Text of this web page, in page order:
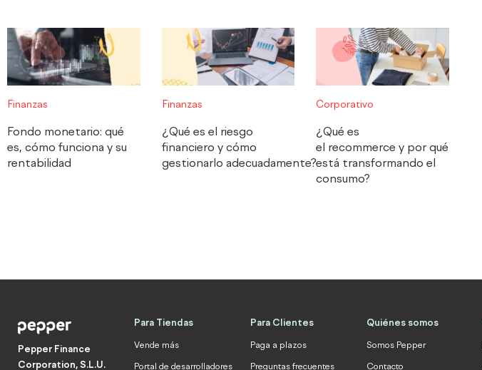
Finanzas
Fondo monetario: qué
es, cómo funciona y su
rentabilidad
Finanzas
¿Qué es el riesgo
financiero y cómo
gestionarlo adecuadamente?
Corporativo
¿Qué es
el recommerce y por qué
está transformando el
consumo?
Pepper Finance
Corporation, S.L.U.
Para Tiendas
Vende más
Portal de desarrolladores
Para Clientes
Paga a plazos
Preguntas frecuentes
Quiénes somos
Somos Pepper
Contacto